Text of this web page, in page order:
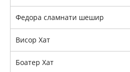
Федора сламнати шешир
Висор Хат
Боатер Хат